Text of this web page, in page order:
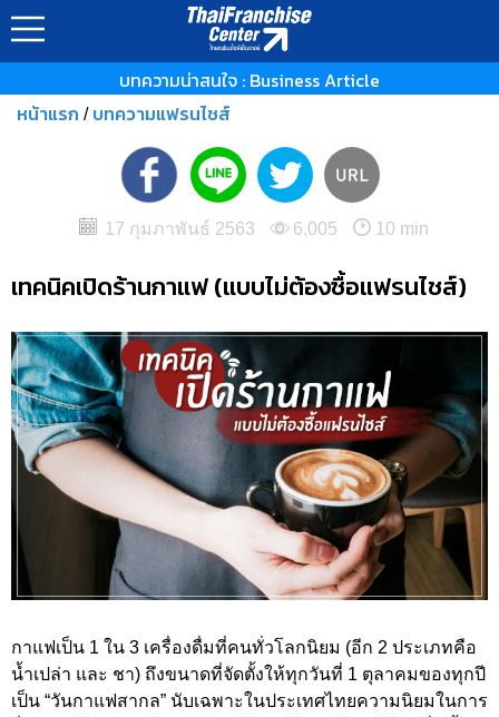
บทความน่าสนใจ : Business Article
หน้าแรก / บทความแฟรนไชส์
17 กุมภาพันธ์ 2563 6,005 10 min
เทคนิคเปิดร้านกาแฟ (แบบไม่ต้องซื้อแฟรนไชส์)
กาแฟเป็น 1 ใน 3 เครื่องดื่มที่คนทั่วโลกนิยม (อีก 2 ประเภทคือ
น้ำเปล่า และ ชา) ถึงขนาดที่จัดตั้งให้ทุกวันที่ 1 ตุลาคมของทุกปี
เป็น “วันกาแฟสากล” นับเฉพาะในประเทศไทยความนิยมในการ